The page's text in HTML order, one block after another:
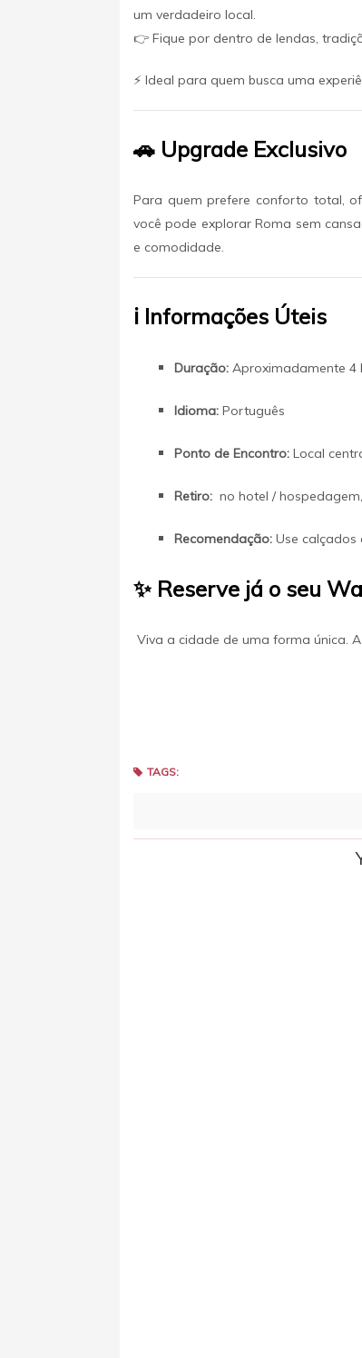
um verdadeiro local.
👉 Fique por dentro de lendas,
⚡ Ideal para quem busca uma
🚗 Upgrade Exclusivo
Para quem prefere conforto total,
você pode explorar Roma sem
e comodidade.
ℹ️ Informações Úteis
Duração: Aproximadamente 4
Idioma: Português
Ponto de Encontro: Local
Retiro: no hotel /
Recomendação: Use
✨ Reserve já o seu
Viva a cidade de uma forma única.
TAGS: